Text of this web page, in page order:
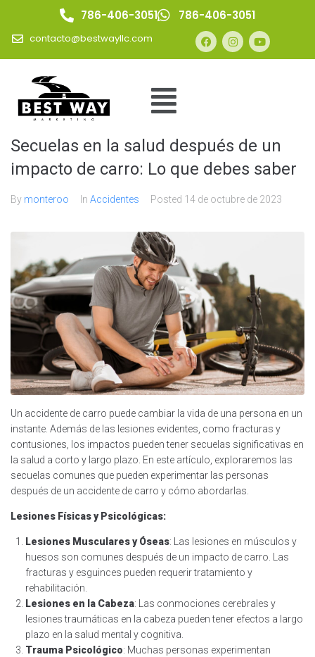
786-406-3051 786-406-3051
contacto@bestwayllc.com
Secuelas en la salud después de un
impacto de carro: Lo que debes saber
By monteroo In Accidentes Posted 14 de octubre de 2023
Un accidente de carro puede cambiar la vida de una persona en un
instante. Además de las lesiones evidentes, como fracturas y
contusiones, los impactos pueden tener secuelas significativas en
la salud a corto y largo plazo. En este artículo, exploraremos las
secuelas comunes que pueden experimentar las personas
después de un accidente de carro y cómo abordarlas.
Lesiones Físicas y Psicológicas:
Lesiones Musculares y Óseas: Las lesiones en músculos y
huesos son comunes después de un impacto de carro. Las
fracturas y esguinces pueden requerir tratamiento y
rehabilitación.
Lesiones en la Cabeza: Las conmociones cerebrales y
lesiones traumáticas en la cabeza pueden tener efectos a largo
plazo en la salud mental y cognitiva.
Trauma Psicológico: Muchas personas experimentan